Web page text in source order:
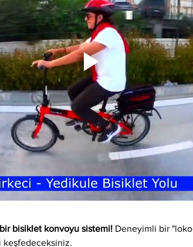
bisiklet konvoyu sistemi! Deneyimli bir